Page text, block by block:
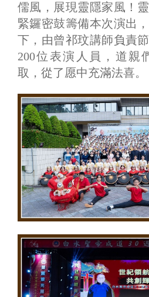
儒風，展現靈隱家風！
緊鑼密鼓籌備本次演出
下，由曾祁玟講師負責
200位表演人員，道親
取，從了愿中充滿法喜。